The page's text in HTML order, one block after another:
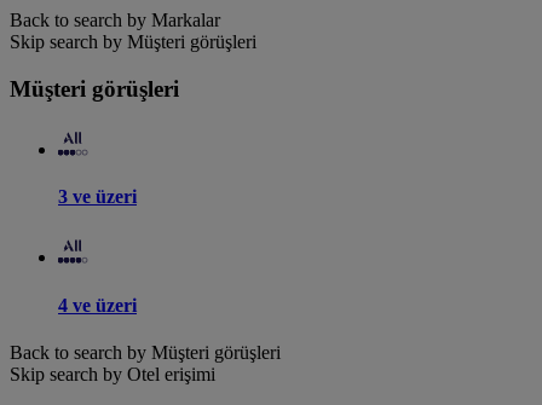
Back to search by Markalar
Skip search by Müşteri görüşleri
Müşteri görüşleri
3 ve üzeri
4 ve üzeri
Back to search by Müşteri görüşleri
Skip search by Otel erişimi